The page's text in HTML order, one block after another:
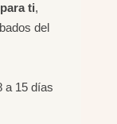
ti,
del
a 15 días